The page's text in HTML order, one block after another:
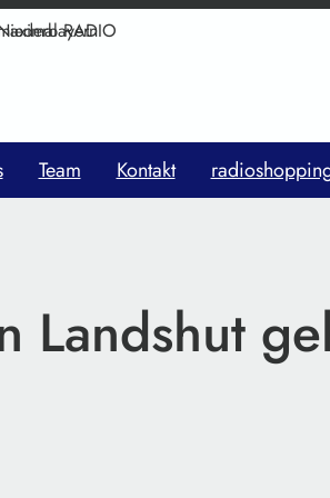
Team Kontakt
Landshut